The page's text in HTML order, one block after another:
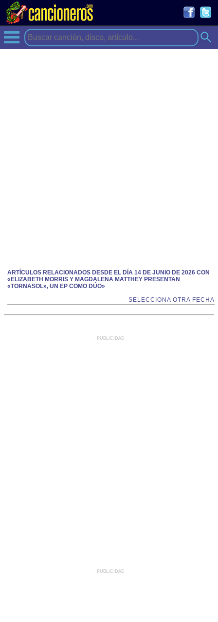
ARTÍCULOS RELACIONADOS DESDE EL DÍA 14 DE JUNIO DE 2026 CON
«ELIZABETH MORRIS Y MAGDALENA MATTHEY PRESENTAN
«TORNASOL», UN EP COMO DÚO»
SELECCIONA OTRA FECHA
PUBLICIDAD
PUBLICIDAD